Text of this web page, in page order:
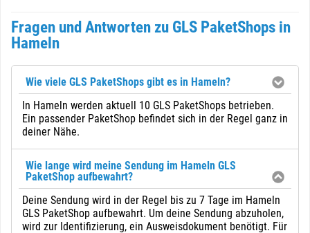
Fragen und Antworten zu GLS PaketShops in
Hameln
Wie viele GLS PaketShops gibt es in Hameln?
In Hameln werden aktuell 10 GLS PaketShops betrieben.
Ein passender PaketShop befindet sich in der Regel ganz in
deiner Nähe.
Wie lange wird meine Sendung im Hameln GLS
PaketShop aufbewahrt?
Deine Sendung wird in der Regel bis zu 7 Tage im Hameln
GLS PaketShop aufbewahrt. Um deine Sendung abzuholen,
wird zur Identifizierung, ein Ausweisdokument benötigt. Für